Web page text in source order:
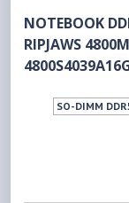
NOTEBOOK
RIPJAWS
SO-DIMM